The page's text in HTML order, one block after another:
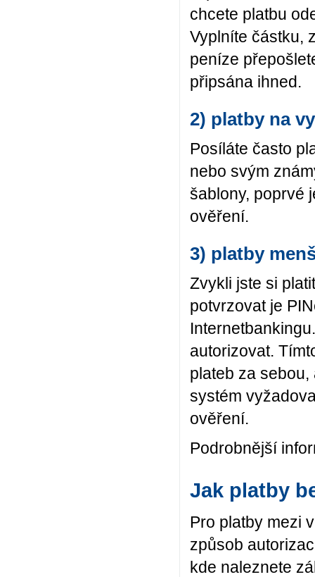
chcete platbu
Vyplníte částku,
peníze
připsána ihned.
2) platby na
Posíláte často
nebo svým
šablony, poprvé
ověření.
3) platby
Zvykli jste si
potvrzovat je
autorizovat.
plateb za
systém
ověření.
Podrobnější
Jak platby
Pro platby mezi
způsob
kde naleznete